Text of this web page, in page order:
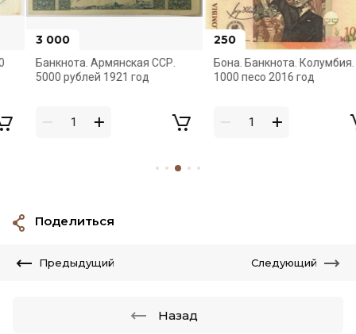
3 000
Банкнота. Армянская ССР.
5000 рублей 1921 год
Бона. Банкнота. Колумбия.
1000 песо 2016 год
Поделиться
Предыдущий Следующий
Назад